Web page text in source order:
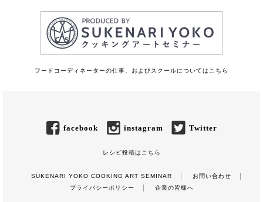
フードコーディネーターの仕事、およびスクールについてはこちら
facebook instagram Twitter
レシピ投稿はこちら
SUKENARI YOKO COOKING ART SEMINAR
お問い合わせ
プライバシーポリシー
企業の皆様へ